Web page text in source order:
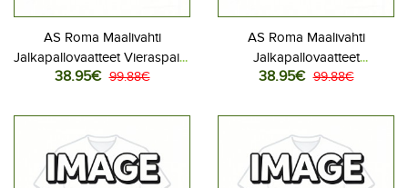
AS Roma Maalivahti
Jalkapallovaatteet Vieraspaita
2025-26 Lyhythihainen
38.95€ 99.88€
AS Roma Maalivahti
Jalkapallovaatteet
Kolmaspaita 2025-26
38.95€ 99.88€